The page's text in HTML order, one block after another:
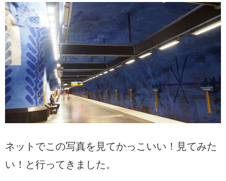
ネットでこの写真を見てかっこいい！見てみた
い！と行ってきました。